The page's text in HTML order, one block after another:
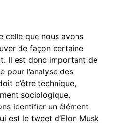
celle que nous avons
de façon certaine
Il est donc important de
pour l’analyse des
d’être technique,
sociologique.
identifier un élément
est le tweet d’Elon Musk